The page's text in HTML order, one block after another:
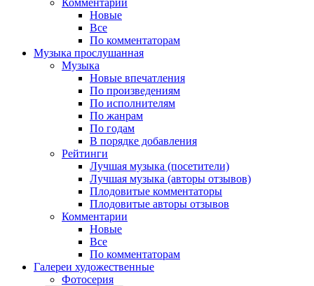
Новые
Все
По комментаторам
Музыка прослушанная
Музыка
Новые впечатления
По произведениям
По исполнителям
По жанрам
По годам
В порядке добавления
Рейтинги
Лучшая музыка (посетители)
Лучшая музыка (авторы отзывов)
Плодовитые комментаторы
Плодовитые авторы отзывов
Комментарии
Новые
Все
По комментаторам
Галереи художественные
Фотосерия